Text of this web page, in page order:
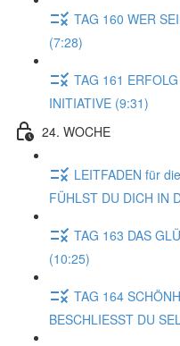
TAG 160 WER
(7:28)
TAG 161
INITIATIVE (9:31)
24. WOCHE
LEITFADEN für
FÜHLST DU DICH IN
TAG 163 DAS
(10:25)
TAG 164
BESCHLIESST DU